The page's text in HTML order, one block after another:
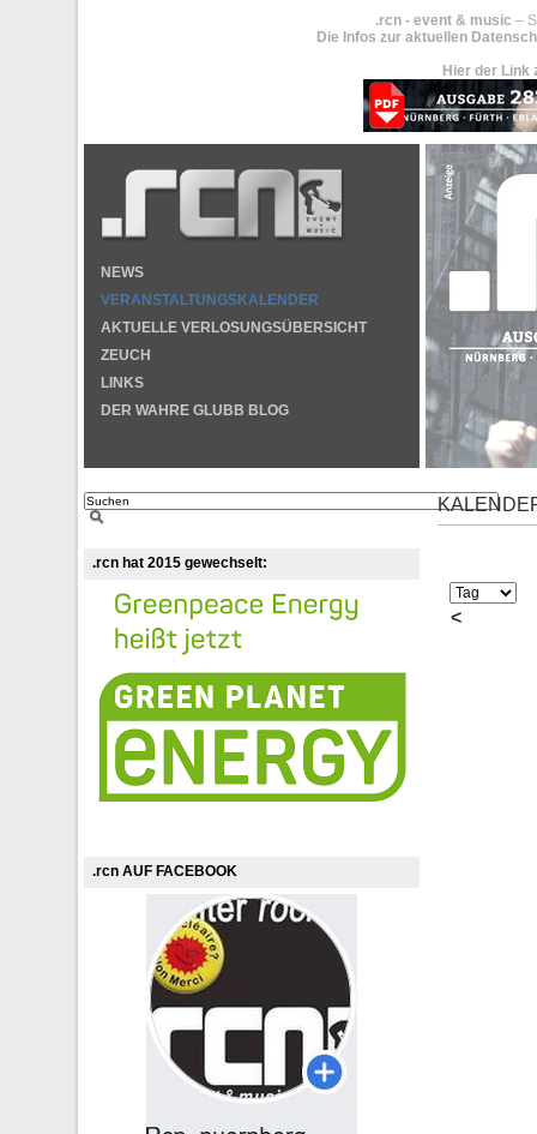
.rcn - event & music –
Die Infos zur aktuellen
Hier der Link
NEWS
VERANSTALTUNGSKALENDER
AKTUELLE VERLOSUNGSÜBERSICHT
ZEUCH
LINKS
DER WAHRE GLUBB BLOG
.rcn hat 2015 gewechselt:
.rcn AUF FACEBOOK
<